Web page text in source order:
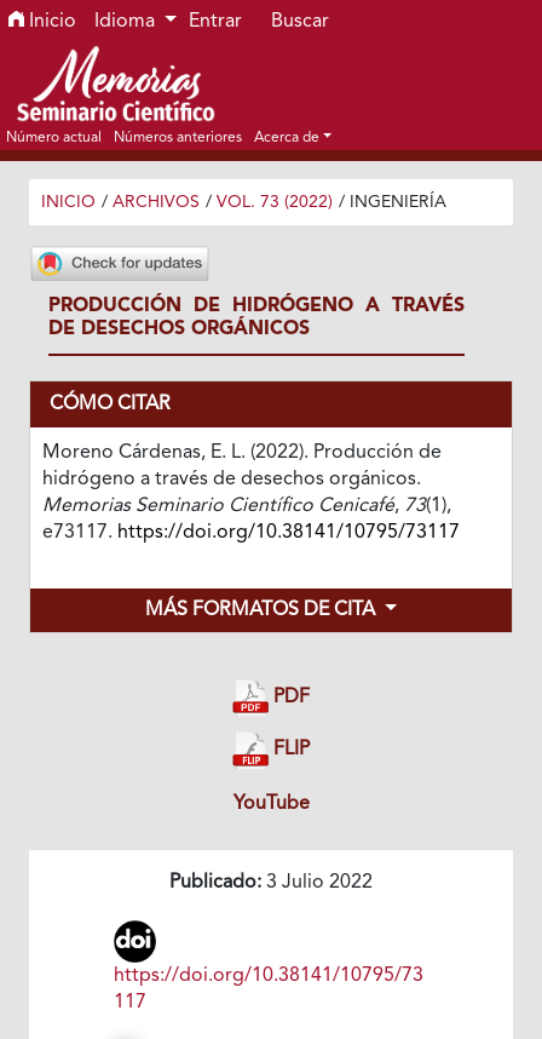
Ir al menú de navegación principal
Ir al contenido principal
Ir al pie de página del sitio
Inicio Idioma Entrar Buscar
Número actual Números anteriores Acerca de
INICIO / ARCHIVOS / VOL. 73 (2022) / INGENIERÍA
PRODUCCIÓN DE HIDRÓGENO A TRAVÉS
DE DESECHOS ORGÁNICOS
CÓMO CITAR
Moreno Cárdenas, E. L. (2022). Producción de
hidrógeno a través de desechos orgánicos.
Memorias Seminario Científico Cenicafé, 73(1),
e73117. https://doi.org/10.38141/10795/73117
MÁS FORMATOS DE CITA
PDF
FLIP
YouTube
Publicado: 3 Julio 2022
https://doi.org/10.38141/10795/73
117